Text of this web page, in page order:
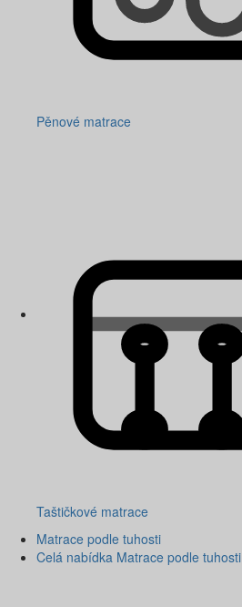
Pěnové matrace
Taštičkové matrace
Matrace podle tuhosti
Celá nabídka Matrace podle tuhosti